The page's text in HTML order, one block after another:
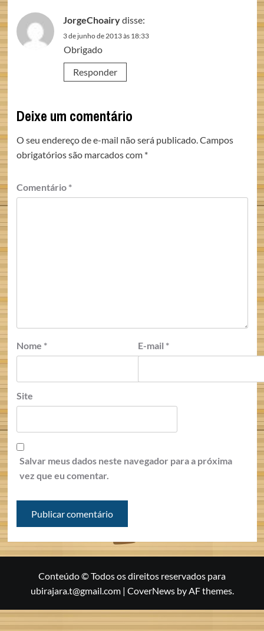
JorgeChoairydisse:
3 de junho de 2013 às 18:33
Obrigado
Responder
Deixe um comentário
O seu endereço de e-mail não será publicado.Campos
obrigatórios são marcados com *
Comentário *
Nome * E-mail *
Site
Salvar meus dados neste navegador para a próxima
vez que eu comentar.
Conteúdo © Todos os direitos reservados para
ubirajara.t@gmail.com | CoverNewsby AF themes.